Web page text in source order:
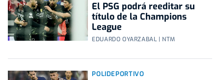
El PSG podrá reeditar su
título de la Champions
League
EDUARDO OYARZABAL | NTM
POLIDEPORTIVO